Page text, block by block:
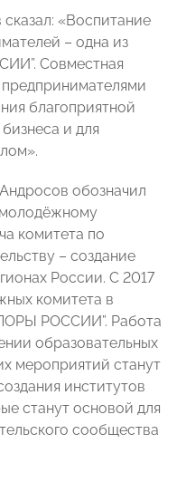
«Воспитание
– одна из
Совместная
благоприятной
и для
обозначил
молодёжному
комитета по
– создание
России. С 2017
комитета в
РОССИИ”. Работа
образовательных
мероприятий станут
институтов
станут основой для
сообщества